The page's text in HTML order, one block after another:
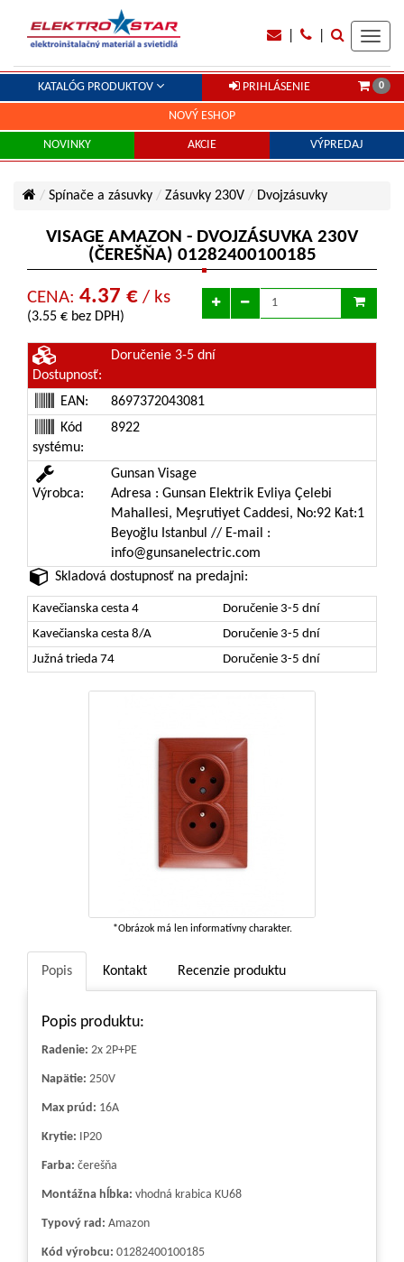
KATALÓG PRODUKTOV PRIHLÁSENIE 0
NOVÝ ESHOP
NOVINKY AKCIE VÝPREDAJ
Spínače a zásuvky Zásuvky 230V Dvojzásuvky
VISAGE AMAZON - DVOJZÁSUVKA 230V
(ČEREŠŇA) 01282400100185
CENA: 4.37 € / ks
(3.55 € bez DPH)
Dostupnosť:
Doručenie 3-5 dní
EAN:
8697372043081
Kód
systému:
8922
Výrobca:
Gunsan Visage
Adresa : Gunsan Elektrik Evliya Çelebi
Mahallesi, Meşrutiyet Caddesi, No:92 Kat:1
Beyoğlu Istanbul // E-mail :
info@gunsanelectric.com
Skladová dostupnosť na predajni:
Kavečianska cesta 4
Doručenie 3-5 dní
Kavečianska cesta 8/A
Doručenie 3-5 dní
Južná trieda 74
Doručenie 3-5 dní
*Obrázok má len informatívny charakter.
Popis Kontakt Recenzie produktu
Popis produktu:
Radenie: 2x 2P+PE
Napätie: 250V
Max prúd: 16A
Krytie: IP20
Farba: čerešňa
Montážna hĺbka: vhodná krabica KU68
Typový rad: Amazon
Kód výrobcu: 01282400100185